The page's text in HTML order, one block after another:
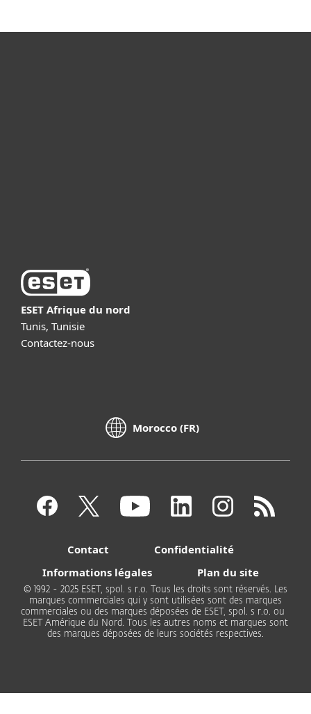
ESET Afrique du nord
Tunis, Tunisie
Contactez-nous
Morocco (FR)
Contact
Confidentialité
Informations légales
Plan du site
© 1992 - 2025 ESET, spol. s r.o. Tous les droits sont réservés. Les
marques commerciales qui y sont utilisées sont des marques
commerciales ou des marques déposées de ESET, spol. s r.o. ou
ESET Amérique du Nord. Tous les autres noms et marques sont
des marques déposées de leurs sociétés respectives.